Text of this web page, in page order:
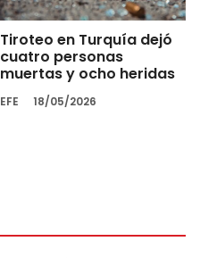
Tiroteo en Turquía dejó
cuatro personas
muertas y ocho heridas
EFE 18/05/2026